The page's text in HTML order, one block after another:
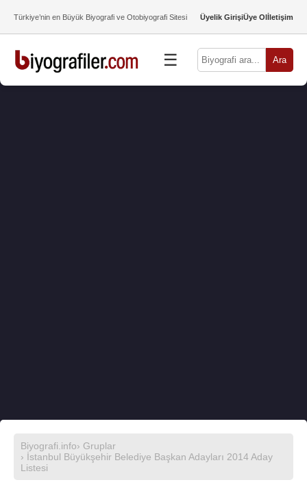
Türkiye’nin en Büyük Biyografi ve Otobiyografi Sitesi Üyelik GirişiÜye Olİletişim
☰ Ara
Biyografi.info› Gruplar
› İstanbul Büyükşehir Belediye Başkan Adayları 2014 Aday
Listesi